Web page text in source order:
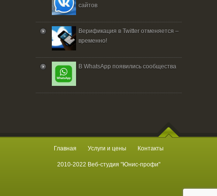
сайтов
Верификация в Twitter отменяется –
временно!
В WhatsApp появились сообщества
Главная Услуги и цены Контакты
2010-2022 Веб-студия "Юнис-профи"